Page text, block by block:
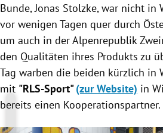
Bunde,Jonas Stolzke, war nicht in
vor wenigen Tagen quer durch
um auch in der Alpenrepublik
den Qualitäten ihres Produkts zu
Tag warben die beiden kürzlich in
mit "RLS-Sport"(zur Website) in
bereits einen Kooperationspartner.